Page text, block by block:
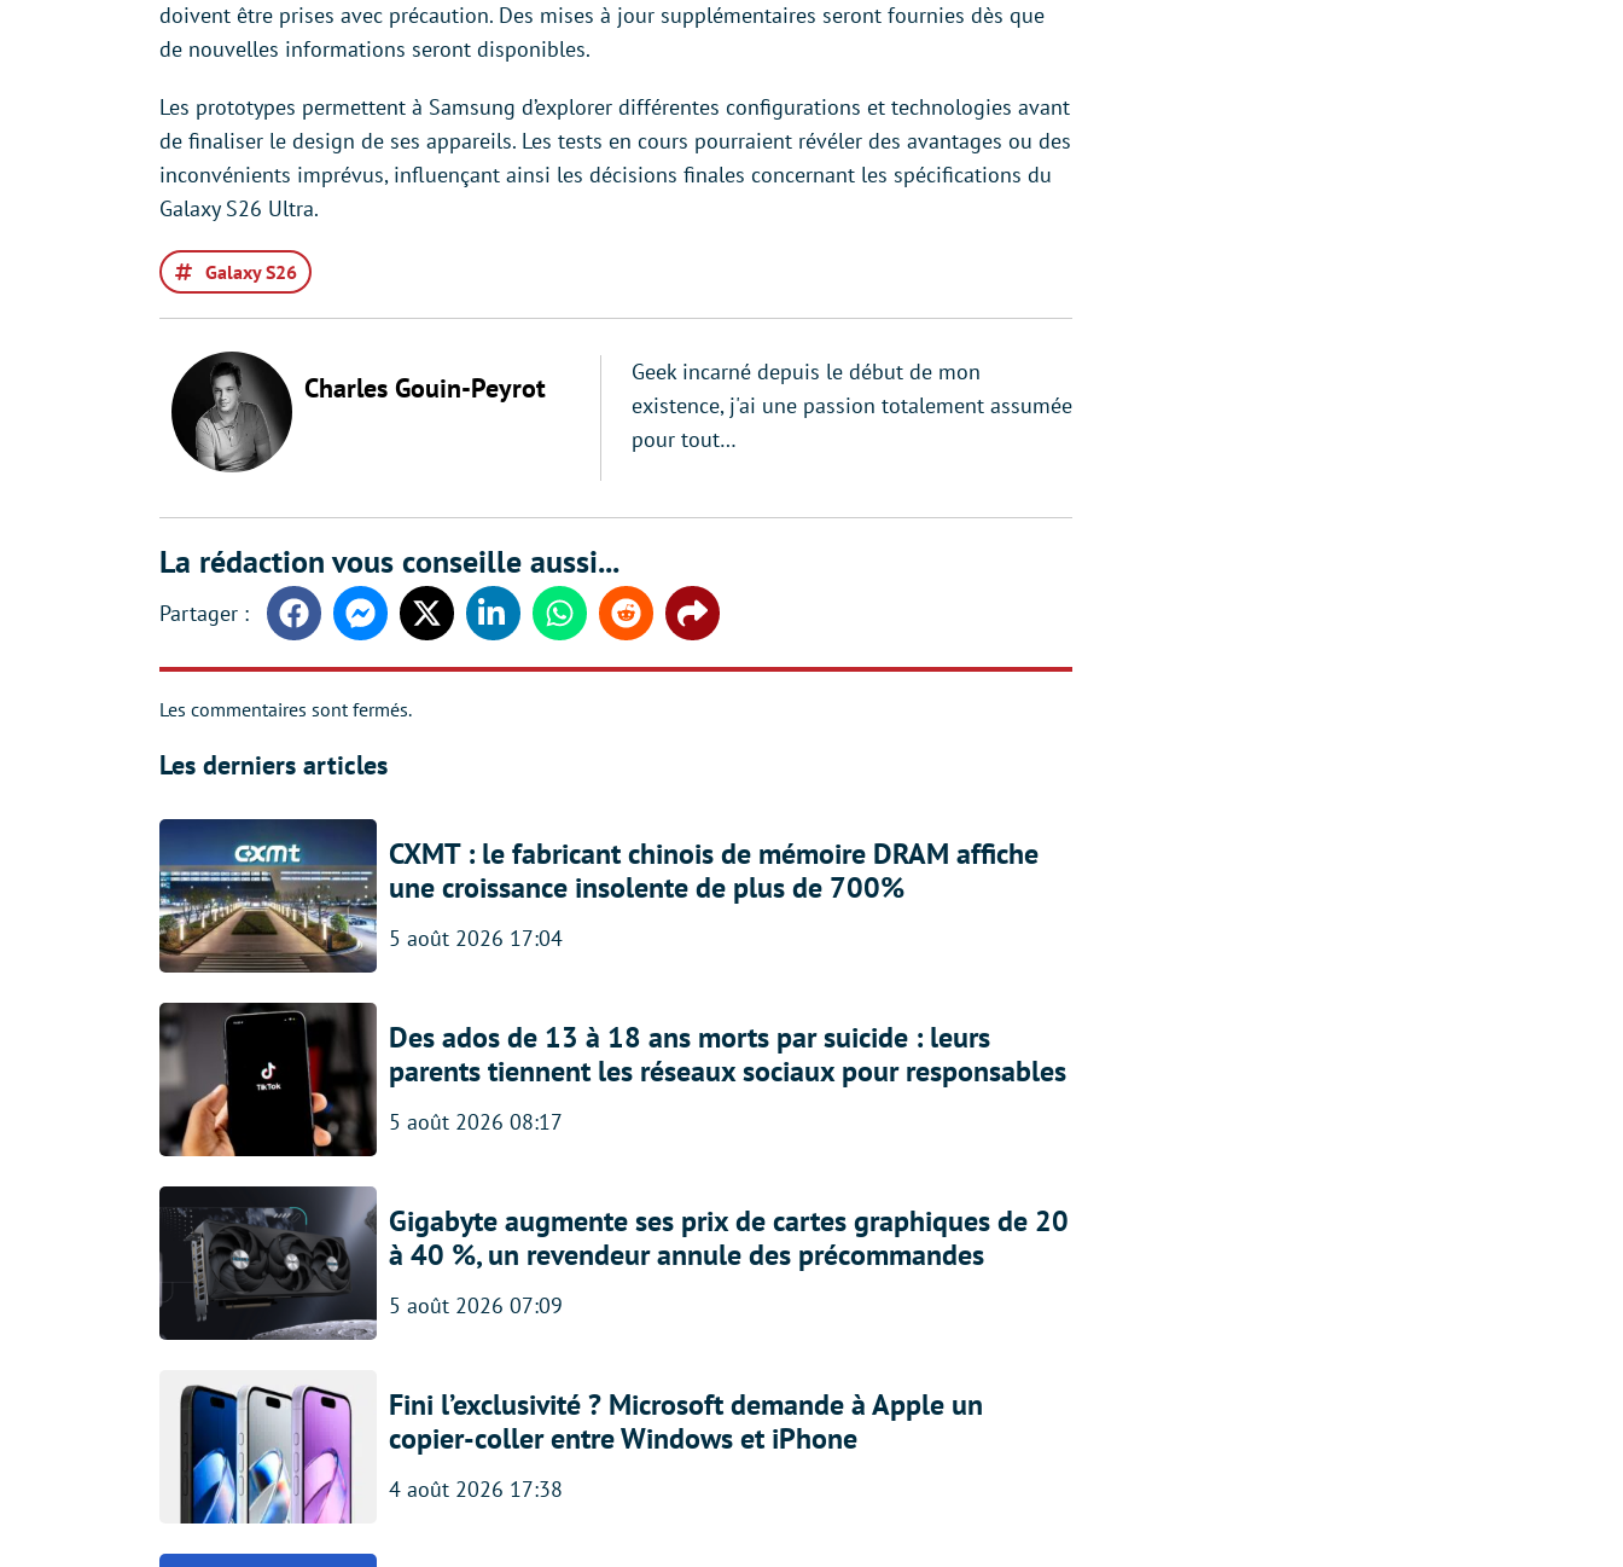
doivent être prises avec précaution. Des mises à jour supplémentaires seront fournies dès que
de nouvelles informations seront disponibles.
Les prototypes permettent à Samsung d’explorer différentes configurations et technologies avant
de finaliser le design de ses appareils. Les tests en cours pourraient révéler des avantages ou des
inconvénients imprévus, influençant ainsi les décisions finales concernant les spécifications du
Galaxy S26 Ultra.
Galaxy S26
Charles Gouin-Peyrot
Geek incarné depuis le début de mon
existence, j'ai une passion totalement assumée
pour tout…
La rédaction vous conseille aussi...
FacebookMessengerTwitter LinkedinWhatsappReddit Share
Les commentaires sont fermés.
Les derniers articles
CXMT : le fabricant chinois de mémoire DRAM affiche
une croissance insolente de plus de 700%
5 août 2026 17:04
Des ados de 13 à 18 ans morts par suicide : leurs
parents tiennent les réseaux sociaux pour responsables
5 août 2026 08:17
Gigabyte augmente ses prix de cartes graphiques de 20
à 40 %, un revendeur annule des précommandes
5 août 2026 07:09
Fini l’exclusivité ? Microsoft demande à Apple un
copier-coller entre Windows et iPhone
4 août 2026 17:38